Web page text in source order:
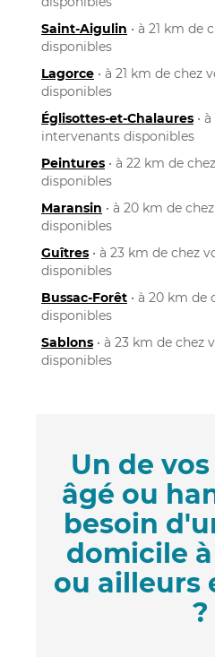
Saint-Aigulin • à 21 km de
disponibles
Lagorce • à 21 km de chez
disponibles
Églisottes-et-Chalaures •
intervenants disponibles
Peintures • à 22 km de
disponibles
Maransin • à 20 km de
disponibles
Guîtres • à 23 km de chez
disponibles
Bussac-Forêt • à 20 km de
disponibles
Sablons • à 23 km de chez
disponibles
Un de
âgé ou
besoin
domicile
ou ailleurs
?